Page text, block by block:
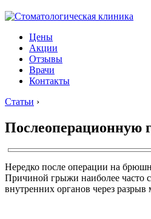
Цены
Акции
Отзывы
Врачи
Контакты
Статьи ›
Послеоперационную
Нередко после операции на
Причиной грыжи наиболее часто
внутренних органов через